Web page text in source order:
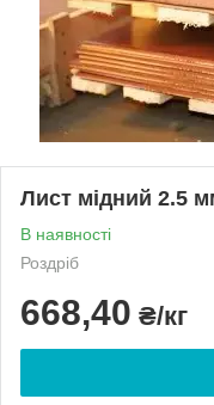
Лист мідний 2.5
В наявності
Роздріб
668,40 ₴/кг